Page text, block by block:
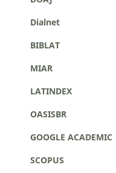
Dialnet
BIBLAT
MIAR
LATINDEX
OASISBR
GOOGLE ACADEMIC
SCOPUS